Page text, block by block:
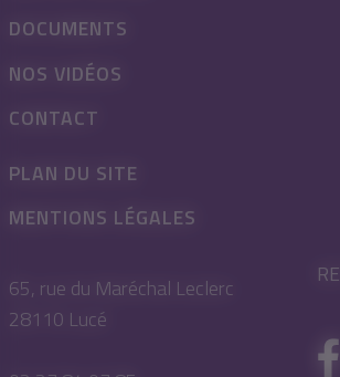
65, rue du Maréchal Leclerc
28110 Lucé
DOCUMENTS
NOS VIDÉOS
CONTACT
PLAN DU SITE
MENTIONS LÉGALES